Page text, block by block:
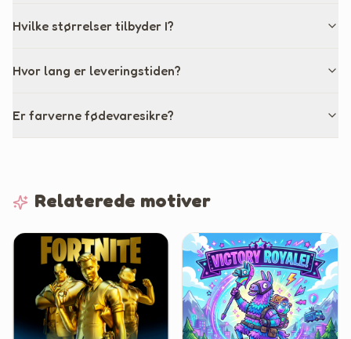
Hvilke størrelser tilbyder I?
Hvor lang er leveringstiden?
Er farverne fødevaresikre?
Relaterede motiver